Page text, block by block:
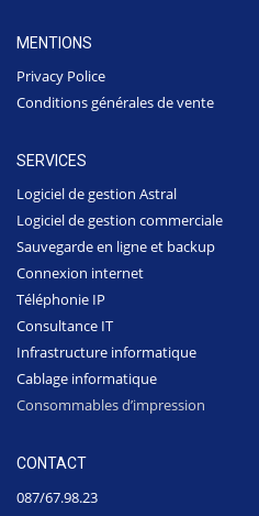
MENTIONS
Privacy Police
Conditions générales de vente
SERVICES
Logiciel de gestion Astral
Logiciel de gestion commerciale
Sauvegarde en ligne et backup
Connexion internet
Téléphonie IP
Consultance IT
Infrastructure informatique
Cablage informatique
Consommables d’impression
CONTACT
087/67.98.23